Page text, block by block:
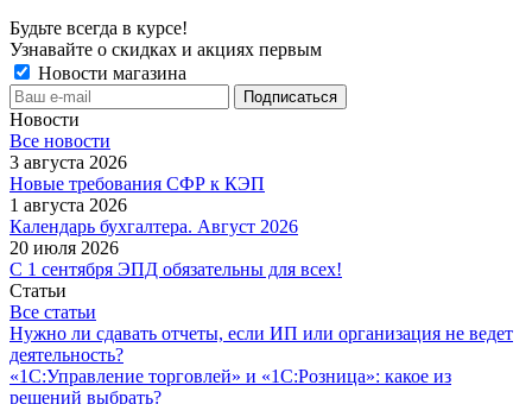
Будьте всегда в курсе!
Узнавайте о скидках и акциях первым
Новости магазина
Новости
Все новости
3 августа 2026
Новые требования СФР к КЭП
1 августа 2026
Календарь бухгалтера. Август 2026
20 июля 2026
С 1 сентября ЭПД обязательны для всех!
Статьи
Все статьи
Нужно ли сдавать отчеты, если ИП или организация не ведет
деятельность?
«1С:Управление торговлей» и «1С:Розница»: какое из
решений выбрать?